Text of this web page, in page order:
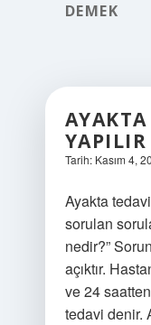
DEMEK
YAPILIR
Tarih: Kasım 4,
Ayakta
sorulan
nedir?”
açıktır.
ve 24
tedavi denir.